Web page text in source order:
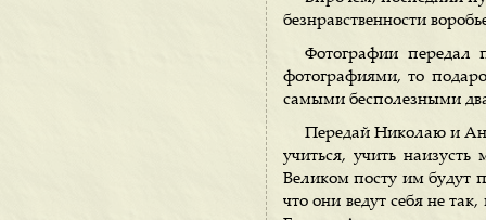
безнравственности
Фотографии
фотографиями, то
самыми бесполезными
Передай Николаю и
учиться, учить
Великом посту им будут
что они ведут себя не